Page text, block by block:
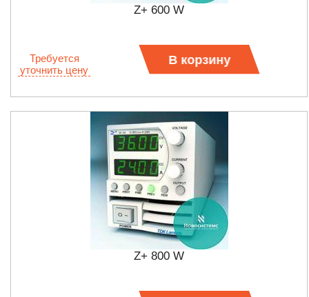
Z+ 600 W
Требуется
уточнить цену
В корзину
Z+ 800 W